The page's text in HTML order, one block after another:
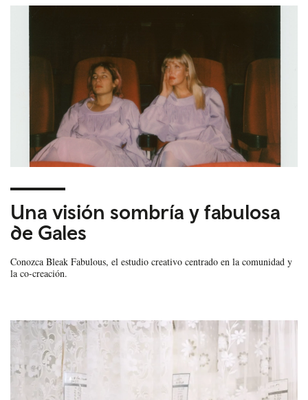
Una visión sombría y fabulosa
de Gales
Conozca Bleak Fabulous, el estudio creativo centrado en la comunidad y
la co-creación.